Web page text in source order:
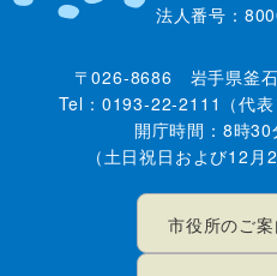
法人番号：
〒026-8686 岩手県釜
Tel：0193-22-2111（代
開庁時間：8時
（土日祝日および12月
市役所のご案